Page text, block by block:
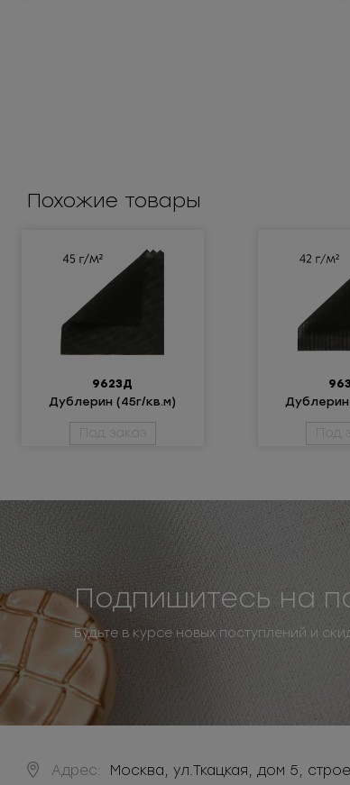
Похожие товары
9623Д
Дублерин (45г/кв.м)
Под заказ
Дублерин
Под
Подпишитесь на
Будьте в курсе новых поступлений и
Адрес: Москва, ул.Ткацкая, дом 5,